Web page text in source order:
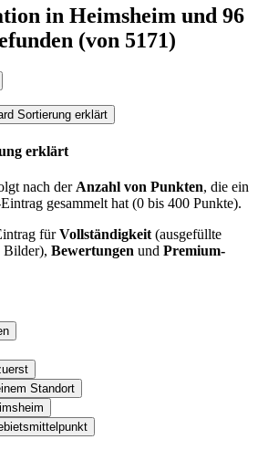
in Heimsheim und 96
(von 5171)
Sortierung erklärt
erklärt
nach derAnzahl von Punkten, die ein
gesammelt hat (0 bis 400 Punkte).
fürVollständigkeit(ausgefüllte
Bilder), Bewertungen und Premium-
Standort